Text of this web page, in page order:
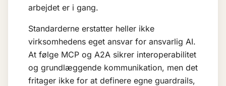
arbejdet er i gang.
Standarderne erstatter heller ikke
virksomhedens eget ansvar for ansvarlig AI.
At følge MCP og A2A sikrer interoperabilitet
og grundlæggende kommunikation, men det
fritager ikke for at definere egne guardrails,